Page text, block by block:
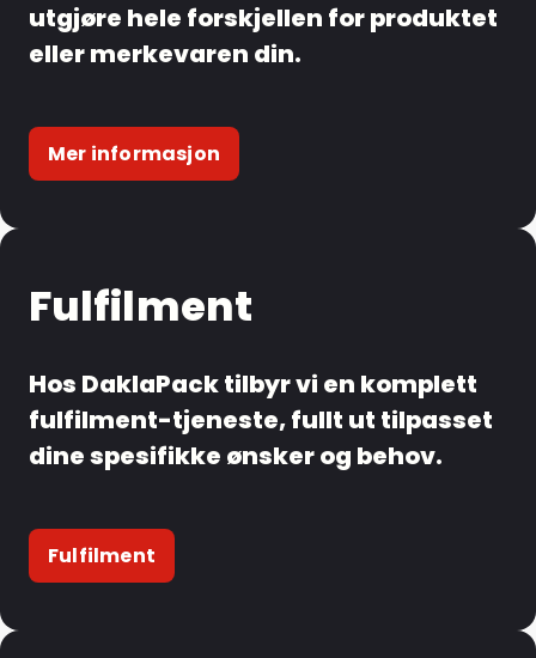
utgjøre hele forskjellen for produktet
eller merkevaren din.
Mer informasjon
Fulfilment
Hos DaklaPack tilbyr vi en komplett
fulfilment-tjeneste, fullt ut tilpasset
dine spesifikke ønsker og behov.
Fulfilment